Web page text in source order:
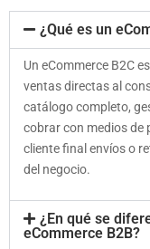
¿Qué es un
Un eCommerce B2C
ventas directas al
catálogo completo,
cobrar con medios de
cliente final envíos o
del negocio.
¿En qué se
eCommerce B2B?